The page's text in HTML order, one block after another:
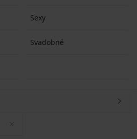
Sexy
Svadobné